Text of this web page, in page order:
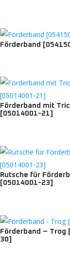
Förderband
Förderband mit
[05014001-21]
Rutsche für
[05014001-23]
Förderband – Trog
30]